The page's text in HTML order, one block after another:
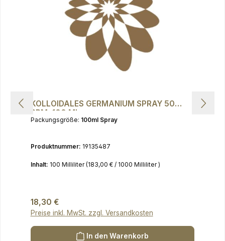
KOLLOIDALES GERMANIUM SPRAY 50
PPM, 100 ML
Packungsgröße: 100ml Spray
Produktnummer: 19135487
Inhalt: 100 Milliliter(183,00 € / 1000 Milliliter )
Regulärer Preis:
18,30 €
Preise inkl. MwSt. zzgl. Versandkosten
In den Warenkorb